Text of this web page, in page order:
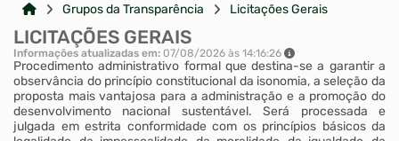
Cidadão
Autoatendimento
Mapa do Site
Grupos da Transparência Licitações Gerais
LICITAÇÕES GERAIS
Informações atualizadas em: 07/08/2026 às 14:16:26
Procedimento administrativo formal que destina-se a garantir a
observância do princípio constitucional da isonomia, a seleção da
proposta mais vantajosa para a administração e a promoção do
desenvolvimento nacional sustentável. Será processada e
julgada em estrita conformidade com os princípios básicos da